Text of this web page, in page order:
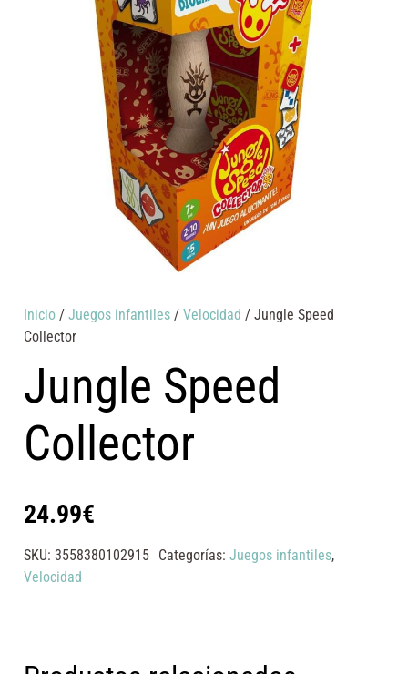
Inicio /Juegos infantiles /Velocidad / Jungle Speed
Collector
Jungle Speed
Collector
24.99€
SKU:3558380102915 Categorías: Juegos infantiles,
Velocidad